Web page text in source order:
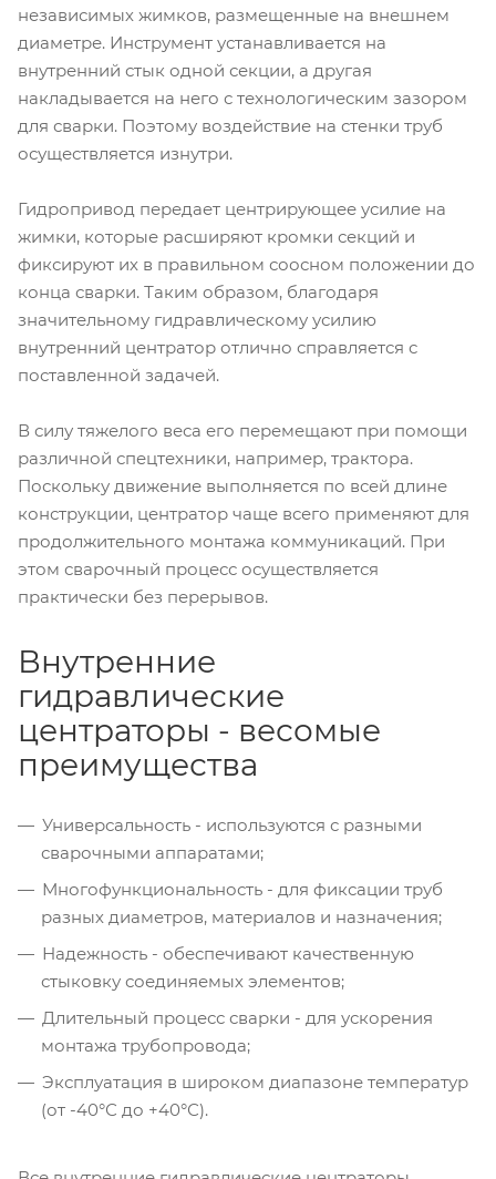
независимых жимков, размещенные на внешнем
диаметре. Инструмент устанавливается на
внутренний стык одной секции, а другая
накладывается на него с технологическим зазором
для сварки. Поэтому воздействие на стенки труб
осуществляется изнутри.
Гидропривод передает центрирующее усилие на
жимки, которые расширяют кромки секций и
фиксируют их в правильном соосном положении до
конца сварки. Таким образом, благодаря
значительному гидравлическому усилию
внутренний центратор отлично справляется с
поставленной задачей.
В силу тяжелого веса его перемещают при помощи
различной спецтехники, например, трактора.
Поскольку движение выполняется по всей длине
конструкции, центратор чаще всего применяют для
продолжительного монтажа коммуникаций. При
этом сварочный процесс осуществляется
практически без перерывов.
Внутренние
гидравлические
центраторы - весомые
преимущества
Универсальность - используются с разными
сварочными аппаратами;
Многофункциональность - для фиксации труб
разных диаметров, материалов и назначения;
Надежность - обеспечивают качественную
стыковку соединяемых элементов;
Длительный процесс сварки - для ускорения
монтажа трубопровода;
Эксплуатация в широком диапазоне температур
(от -40°С до +40°С).